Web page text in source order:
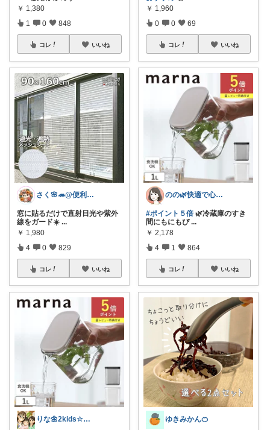
￥ 1,380
1 0 848
コレ いいね
さく🌸🦔@便利でかわいいを探す旅
窓に貼るだけで直射日光や紫外
線をガード☀️ ...
￥ 1,980
4 0 829
コレ いいね
りな🌼2kids☆毎日をちょっと快適に
￥ 1,960
0 0 69
コレ いいね
のの🌿快適で心地よい暮らし♡
#ポイント５倍 🌿冷蔵庫のすき
間にもにもぴ ...
￥ 2,178
4 1 864
コレ いいね
ゆきみかん🍊